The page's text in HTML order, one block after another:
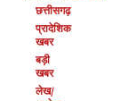
छत्तीसगढ़
प्रादेशिक
खबर
बड़ी
खबर
लेख/